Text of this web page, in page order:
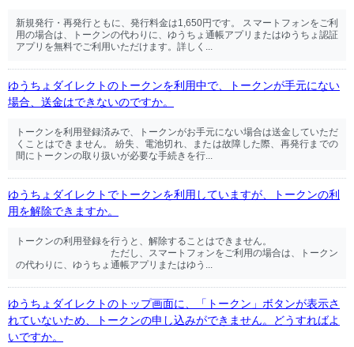
新規発行・再発行ともに、発行料金は1,650円です。 スマートフォンをご利
用の場合は、トークンの代わりに、ゆうちょ通帳アプリまたはゆうちょ認証
アプリを無料でご利用いただけます。詳しく...
ゆうちょダイレクトのトークンを利用中で、トークンが手元にない
場合、送金はできないのですか。
トークンを利用登録済みで、トークンがお手元にない場合は送金していただ
くことはできません。 紛失、電池切れ、または故障した際、再発行までの
間にトークンの取り扱いが必要な手続きを行...
ゆうちょダイレクトでトークンを利用していますが、トークンの利
用を解除できますか。
トークンの利用登録を行うと、解除することはできません。
ただし、スマートフォンをご利用の場合は、トークン
の代わりに、ゆうちょ通帳アプリまたはゆう...
ゆうちょダイレクトのトップ画面に、「トークン」ボタンが表示さ
れていないため、トークンの申し込みができません。どうすればよ
いですか。